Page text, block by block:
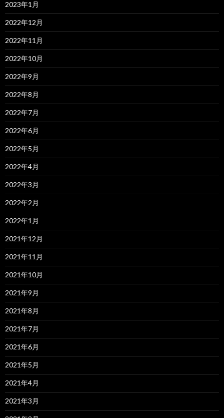
2023年1月
2022年12月
2022年11月
2022年10月
2022年9月
2022年8月
2022年7月
2022年6月
2022年5月
2022年4月
2022年3月
2022年2月
2022年1月
2021年12月
2021年11月
2021年10月
2021年9月
2021年8月
2021年7月
2021年6月
2021年5月
2021年4月
2021年3月